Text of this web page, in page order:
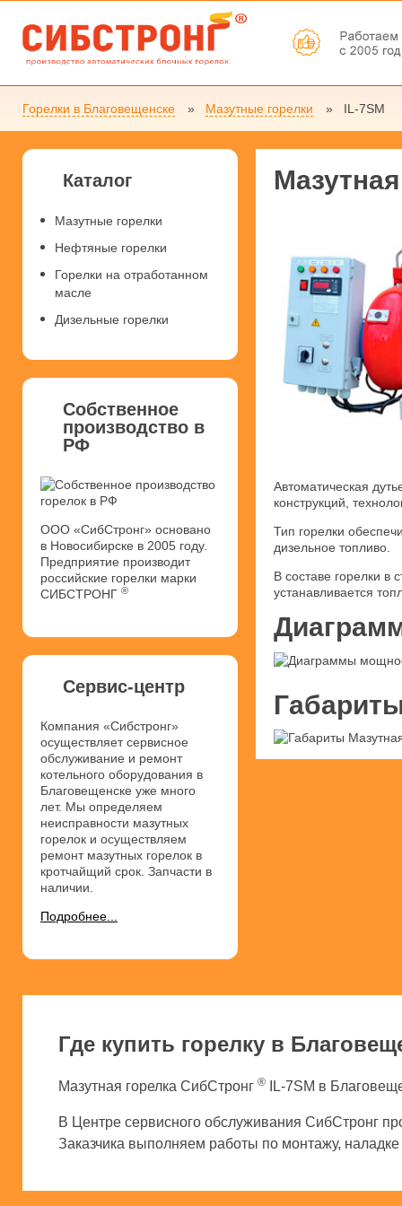
Горелки в Благовещенске Мазутные горелки IL-7SM
Автоматическая
конструкций,
Тип горелки
дизельное топливо.
В составе горелки в
устанавливается
Каталог
Мазутные горелки
Нефтяные горелки
Горелки на отработанном
масле
Дизельные горелки
Собственное
производство в
РФ
ООО «СибСтронг» основано
в Новосибирске в 2005 году.
Предприятие производит
российские горелки марки
СИБСТРОНГ ®
Сервис-центр
Компания «Сибстронг»
осуществляет сервисное
обслуживание и ремонт
котельного оборудования в
Благовещенске уже много
лет. Мы определяем
неисправности мазутных
горелок и осуществляем
ремонт мазутных горелок в
кротчайщий срок. Запчасти в
наличии.
Подробнее...
Где купить горелку в
Мазутная горелка СибСтронг ® IL-7SM в
В Центре сервисного обслуживания СибСтронг
Заказчика выполняем работы по монтажу, наладке